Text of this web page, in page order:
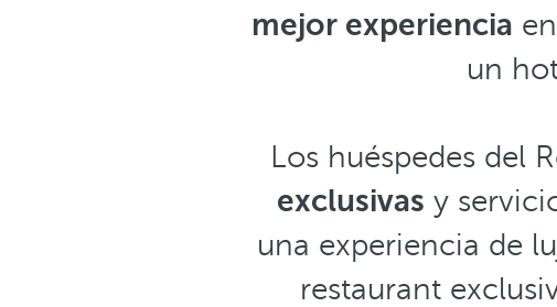
mejor experiencia
un
Los huéspedes del
exclusivas y
una experiencia de
restaurant